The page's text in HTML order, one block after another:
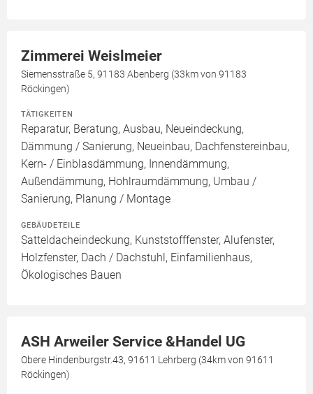
Zimmerei Weislmeier
Siemensstraße 5, 91183 Abenberg (33km von 91183
Röckingen)
TÄTIGKEITEN
Reparatur, Beratung, Ausbau, Neueindeckung,
Dämmung / Sanierung, Neueinbau, Dachfenstereinbau,
Kern- / Einblasdämmung, Innendämmung,
Außendämmung, Hohlraumdämmung, Umbau /
Sanierung, Planung / Montage
GEBÄUDETEILE
Satteldacheindeckung, Kunststofffenster, Alufenster,
Holzfenster, Dach / Dachstuhl, Einfamilienhaus,
Ökologisches Bauen
ASH Arweiler Service &Handel UG
Obere Hindenburgstr.43, 91611 Lehrberg (34km von 91611
Röckingen)